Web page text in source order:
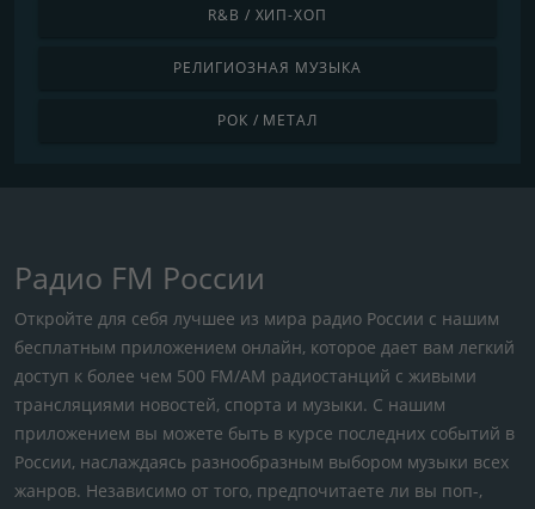
R&B / ХИП-ХОП
РЕЛИГИОЗНАЯ МУЗЫКА
РОК / МЕТАЛ
Радио FM России
Откройте для себя лучшее из мира радио России с нашим
бесплатным приложением онлайн, которое дает вам легкий
доступ к более чем 500 FM/AM радиостанций с живыми
трансляциями новостей, спорта и музыки. С нашим
приложением вы можете быть в курсе последних событий в
России, наслаждаясь разнообразным выбором музыки всех
жанров. Независимо от того, предпочитаете ли вы поп-,